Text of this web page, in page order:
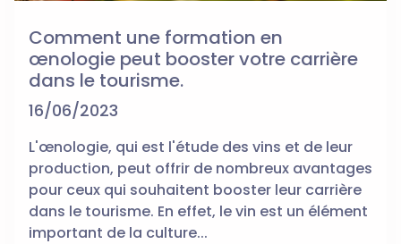
Comment une formation en
œnologie peut booster votre carrière
dans le tourisme.
16/06/2023
L'œnologie, qui est l'étude des vins et de leur
production, peut offrir de nombreux avantages
pour ceux qui souhaitent booster leur carrière
dans le tourisme. En effet, le vin est un élément
important de la culture...